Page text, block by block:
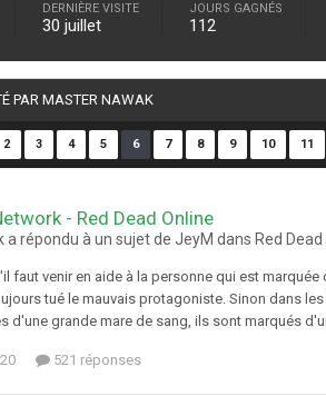
DERNIÈRE VISITE
30 juillet
JOURS GAGNÉS
112
PAR MASTER NAWAK
2 3 4 5 6 7 8 9 10 11
- Red Dead Online
a répondu à un sujet de JeyM dans Red Dead
faut venir en aide à la personne qui est
tué le mauvais protagoniste. Sinon dans
d'une grande mare de sang, ils sont marqués
521 réponses